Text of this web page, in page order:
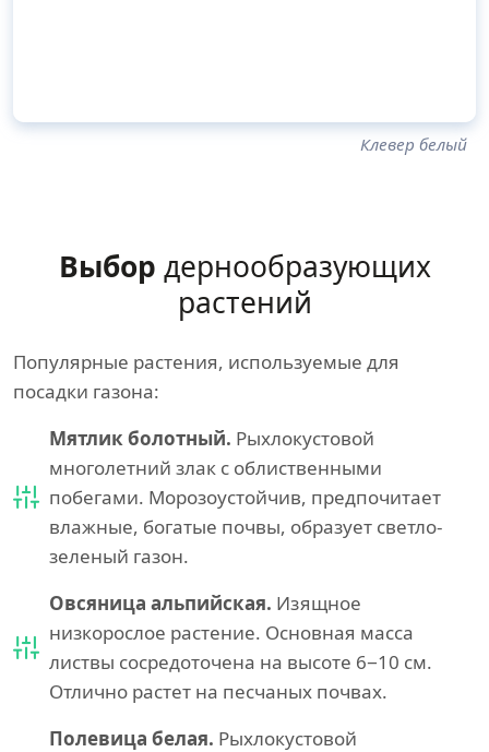
Клевер белый
Выбор дернообразующих
растений
Популярные растения, используемые для
посадки газона:
Мятлик болотный. Рыхлокустовой
многолетний злак с облиственными
побегами. Морозоустойчив, предпочитает
влажные, богатые почвы, образует светло-
зеленый газон.
Овсяница альпийская. Изящное
низкорослое растение. Основная масса
листвы сосредоточена на высоте 6−10 см.
Отлично растет на песчаных почвах.
Полевица белая. Рыхлокустовой